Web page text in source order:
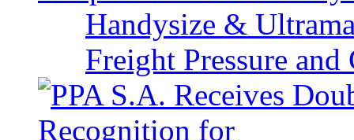
Handysize &
Freight Pressure